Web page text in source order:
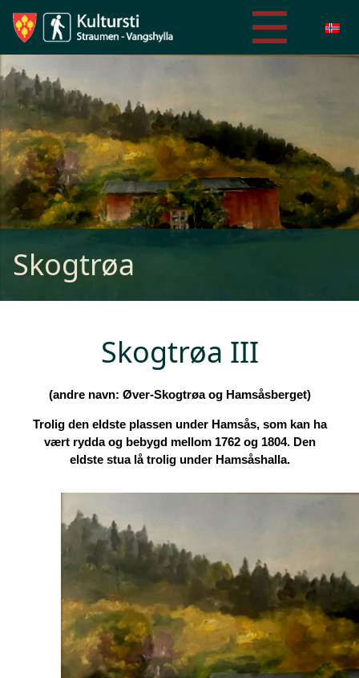
Skogtrøa
Skogtrøa III
(andre navn: Øver-Skogtrøa og Hamsåsberget)
Trolig den eldste plassen under Hamsås, som kan ha
vært rydda og bebygd mellom 1762 og 1804. Den
eldste stua lå trolig under Hamsåshalla.